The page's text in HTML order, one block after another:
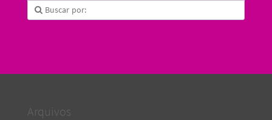
Arquivos